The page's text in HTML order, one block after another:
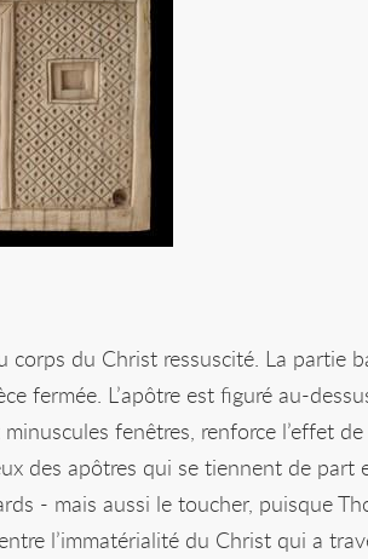
du Christ ressuscité. La partie
fermée. L’apôtre est figuré au-
fenêtres, renforce l’effet de
des apôtres qui se tiennent de part
- mais aussi le toucher, puisque
l’immatérialité du Christ qui a